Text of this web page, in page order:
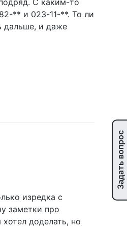
** и 023-11-**. То ли
дальше, и даже
изредка с
заметки про
доделать, но
Задать вопрос